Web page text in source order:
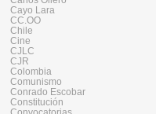
Cayo Lara
CC.OO
Chile
Cine
CJLC
CJR
Colombia
Comunismo
Conrado Escobar
Constitución
Convocatorias